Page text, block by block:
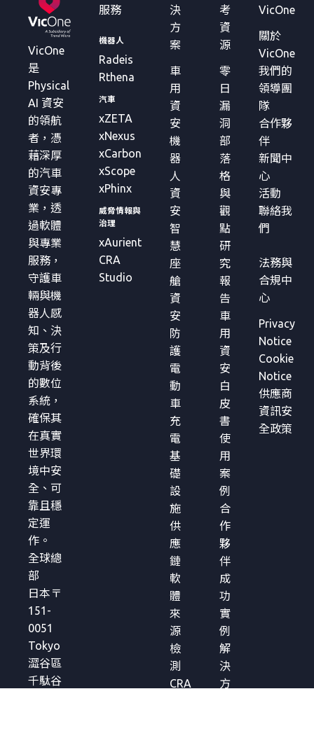
VicOne
是
Physical
AI 資安
的領航
者，憑
藉深厚
的汽車
資安專
業，透
過軟體
與專業
服務，
守護車
輛與機
器人感
知、決
策及行
動背後
的數位
系統，
確保其
在真實
世界環
境中安
全、可
靠且穩
定運
作。
全球總
部
日本〒
151-
0051
Tokyo
澀谷區
千駄谷
服務
機器人
Radeis
Rthena
汽車
xZETA
xNexus
xCarbon
xScope
xPhinx
威脅情報與
治理
xAurient
CRA
Studio
決
方
案
車
用
資
安
機
器
人
資
安
智
慧
座
艙
資
安
防
護
電
動
車
充
電
基
礎
設
施
供
應
鏈
軟
體
來
源
檢
測
CRA
考
資
源
零
日
漏
洞
部
落
格
與
觀
點
研
究
報
告
車
用
資
安
白
皮
書
使
用
案
例
合
作
夥
伴
成
功
實
例
解
決
方
VicOne
關於
VicOne
我們的
領導團
隊
合作夥
伴
新聞中
心
活動
聯絡我
們
法務與
合規中
心
Privacy
Notice
Cookie
Notice
供應商
資訊安
全政策